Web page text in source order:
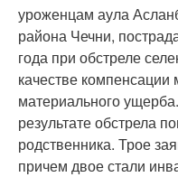
уроженцам аула
района Чечни,
года при обстреле
качестве
материального
результате обстрела
родственника. Трое
причем двое стали